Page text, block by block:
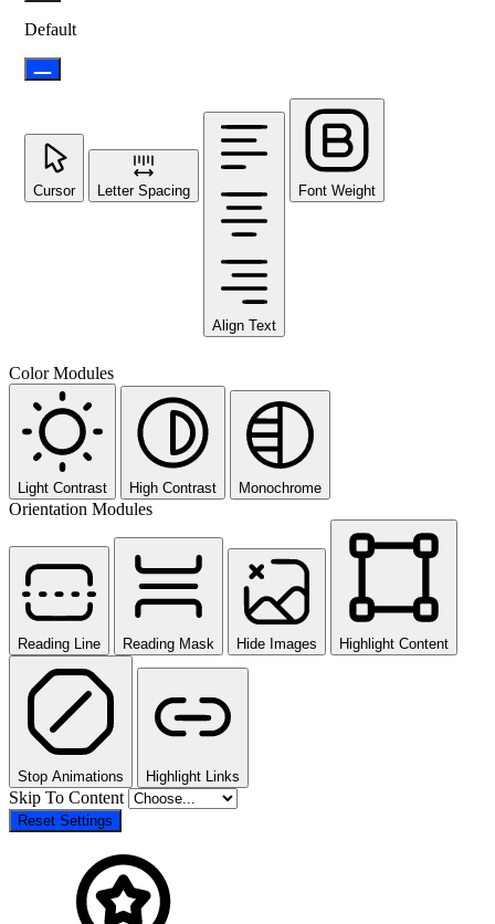
Default
Cursor Letter Spacing
Align Text
Font Weight
Color Modules
Light Contrast High Contrast Monochrome
Orientation Modules
Reading Line Reading Mask Hide Images Highlight Content
Stop Animations Highlight Links
Skip To Content
Reset Settings